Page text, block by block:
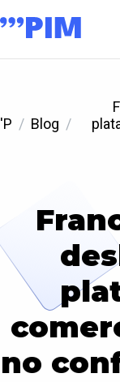
'P Blog
no